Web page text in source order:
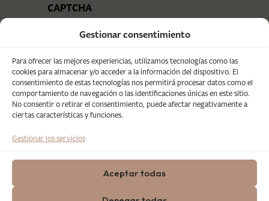
Gestionar consentimiento
Para ofrecer las mejores experiencias, utilizamos tecnologías como las
cookies para almacenar y/o acceder a la información del dispositivo. El
consentimiento de estas tecnologías nos permitirá procesar datos como el
comportamiento de navegación o las identificaciones únicas en este sitio.
No consentir o retirar el consentimiento, puede afectar negativamente a
ciertas características y funciones.
Gestionar los servicios
Aceptar todas
CAPTCHA